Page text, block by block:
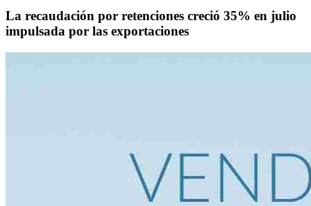
La recaudación por retenciones creció 35% en julio
impulsada por las exportaciones